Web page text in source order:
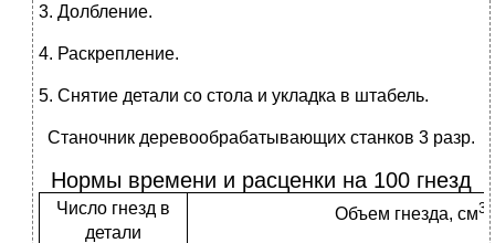
3. Долбление.
4. Раскрепление.
5. Снятие детали со стола и укладка в штабель.
Станочник деревообрабатывающих станков 3 разр.
Нормы времени и расценки на 100 гнезд
Число гнезд в
детали
Объем гнезда, см3